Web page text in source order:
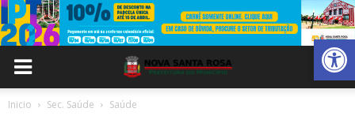
Abrir
Inicio Sec. Saúde Saúde